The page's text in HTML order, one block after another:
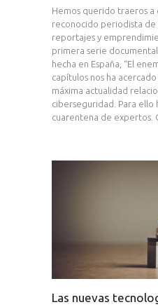
Hemos querido traeros a
reconocido periodista de
reportajes y
primera serie
hecha en España, “El
capítulos nos ha
máxima actualidad
ciberseguridad. Para ello
cuarentena de expertos.
Las nuevas